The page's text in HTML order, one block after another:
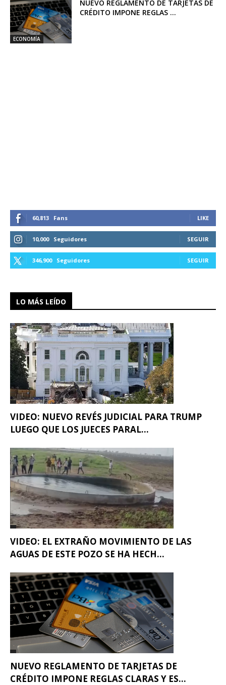
ECONOMÍA
NUEVO REGLAMENTO DE TARJETAS DE
CRÉDITO IMPONE REGLAS ...
60,813 Fans LIKE
10,000 Seguidores SEGUIR
346,900 Seguidores SEGUIR
LO MÁS LEÍDO
VIDEO: NUEVO REVÉS JUDICIAL PARA TRUMP
LUEGO QUE LOS JUECES PARAL...
VIDEO: EL EXTRAÑO MOVIMIENTO DE LAS
AGUAS DE ESTE POZO SE HA HECH...
NUEVO REGLAMENTO DE TARJETAS DE
CRÉDITO IMPONE REGLAS CLARAS Y ES...